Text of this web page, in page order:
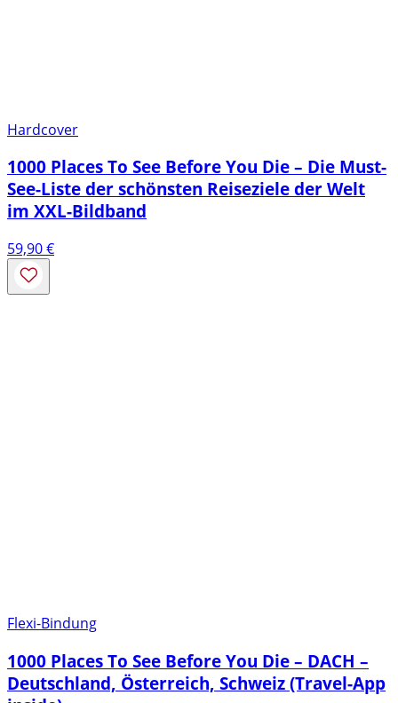
Hardcover
1000 Places To See Before You Die – Die Must-
See-Liste der schönsten Reiseziele der Welt
im XXL-Bildband
59,90€
Flexi-Bindung
1000 Places To See Before You Die – DACH –
Deutschland, Österreich, Schweiz (Travel-App